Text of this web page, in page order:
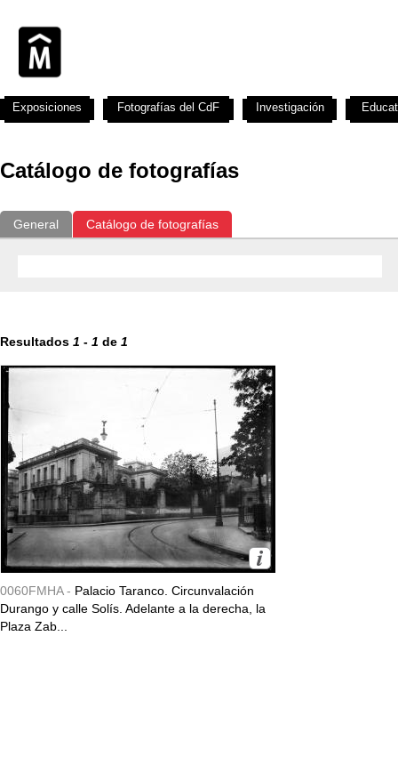
Catálogo de fotografías
General Catálogo de fotografías
Resultados 1 - 1 de 1
0060FMHA - Palacio Taranco. Circunvalación
Durango y calle Solís. Adelante a la derecha, la
Plaza Zab...
Exposiciones Fotografías del CdF Investigación